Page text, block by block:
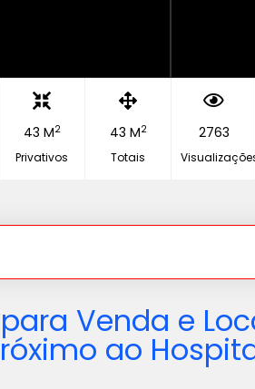
43 M2
Privativos
43 M2
Totais
2763
Venda e
ao